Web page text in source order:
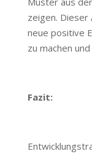
zeigen. Dieser
neue positive
zu machen
Fazit: